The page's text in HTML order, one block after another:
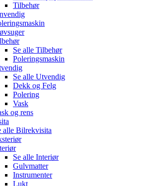
Tilbehør
Se alle Tilbehør
Poleringsmaskin
Se alle Utvendig
Dekk og Felg
Polering
Vask
og rens
alle Bilrekvisita
Se alle Interiør
Gulvmatter
Instrumenter
Lukt